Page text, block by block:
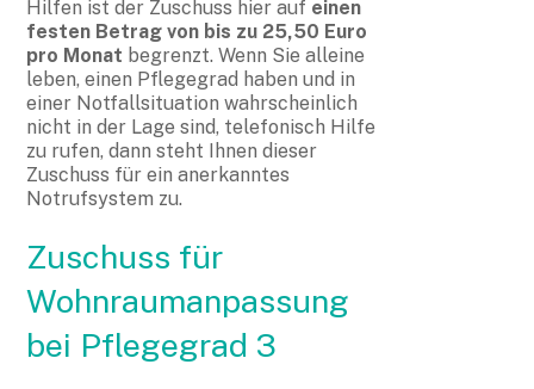
Hilfen ist der Zuschuss hier auf einen
festen Betrag von bis zu 25,50 Euro
pro Monat begrenzt. Wenn Sie alleine
leben, einen Pflegegrad haben und in
einer Notfallsituation wahrscheinlich
nicht in der Lage sind, telefonisch Hilfe
zu rufen, dann steht Ihnen dieser
Zuschuss für ein anerkanntes
Notrufsystem zu.
Zuschuss für
Wohnraumanpassung
bei Pflegegrad 3